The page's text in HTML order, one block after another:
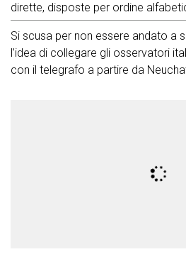
dirette, disposte per ordine
Si scusa per non essere andato a
l’idea di collegare gli osservatori
con il telegrafo a partire da